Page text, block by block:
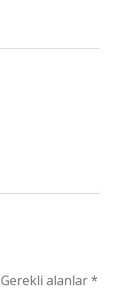
Gerekli alanlar*